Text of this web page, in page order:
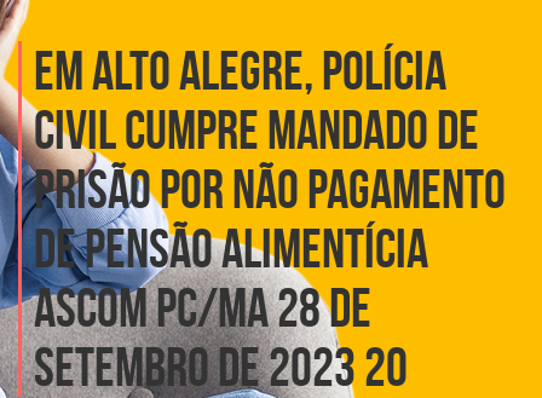
EM ALTO ALEGRE, POLÍCIA
CIVIL CUMPRE MANDADO DE
PRISÃO POR NÃO PAGAMENTO
DE PENSÃO ALIMENTÍCIA
ASCOM PC/MA 28 DE
SETEMBRO DE 2023 20